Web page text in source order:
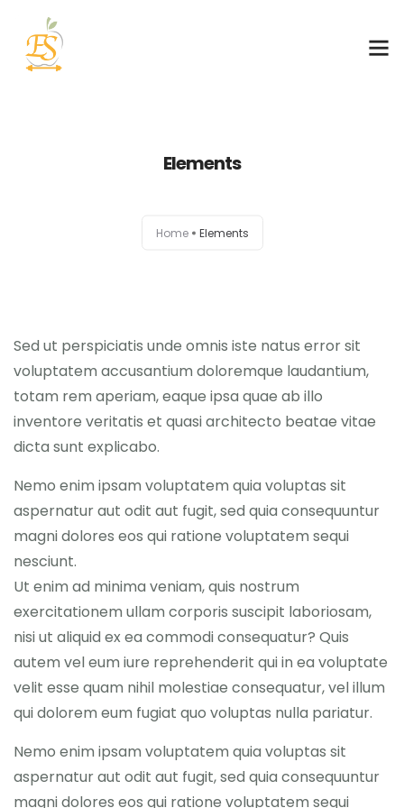
Elements
Home Elements
Sed ut perspiciatis unde omnis iste natus error sit
voluptatem accusantium doloremque laudantium,
totam rem aperiam, eaque ipsa quae ab illo
inventore veritatis et quasi architecto beatae vitae
dicta sunt explicabo.
Nemo enim ipsam voluptatem quia voluptas sit
aspernatur aut odit aut fugit, sed quia consequuntur
magni dolores eos qui ratione voluptatem sequi
nesciunt.
Ut enim ad minima veniam, quis nostrum
exercitationem ullam corporis suscipit laboriosam,
nisi ut aliquid ex ea commodi consequatur? Quis
autem vel eum iure reprehenderit qui in ea voluptate
velit esse quam nihil molestiae consequatur, vel illum
qui dolorem eum fugiat quo voluptas nulla pariatur.
Nemo enim ipsam voluptatem quia voluptas sit
aspernatur aut odit aut fugit, sed quia consequuntur
magni dolores eos qui ratione voluptatem sequi